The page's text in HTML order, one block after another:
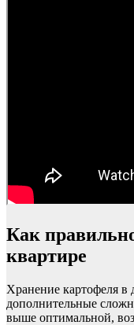
Как
квартире
Хранение картофеля в
дополнительные
выше оптимальной,